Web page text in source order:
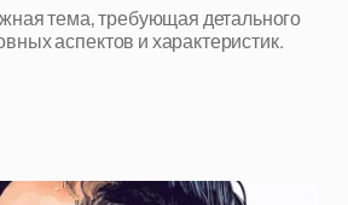
тема, требующая детального
аспектов и характеристик.